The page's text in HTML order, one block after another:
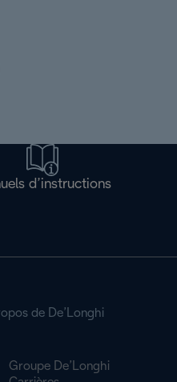
d’instructions
de De’Longhi
Groupe De’Longhi